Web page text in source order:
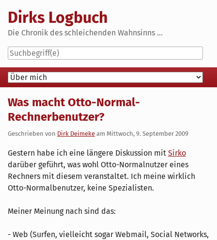
content
Dirks Logbuch
Die Chronik des schleichenden Wahnsinns ...
Navigation
Was macht Otto-Normal-
Rechnerbenutzer?
Geschrieben von Dirk Deimeke am Mittwoch, 9. September 2009
Gestern habe ich eine längere Diskussion mit Sirko
darüber geführt, was wohl Otto-Normalnutzer eines
Rechners mit diesem veranstaltet. Ich meine wirklich
Otto-Normalbenutzer, keine Spezialisten.
Meiner Meinung nach sind das:
- Web (Surfen, vielleicht sogar Webmail, Social Networks,